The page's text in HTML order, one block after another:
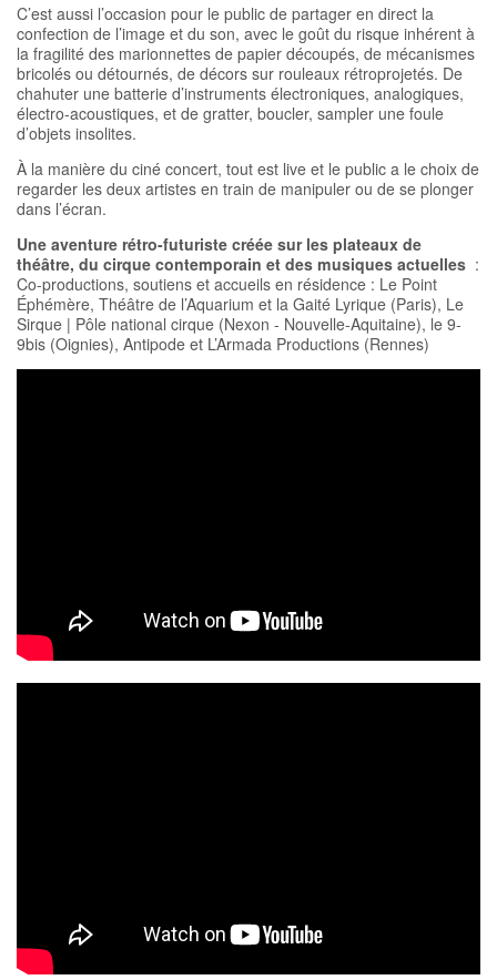
C’est aussi l’occasion pour le public de partager en direct la
confection de l’image et du son, avec le goût du risque inhérent à
la fragilité des marionnettes de papier découpés, de mécanismes
bricolés ou détournés, de décors sur rouleaux rétroprojetés. De
chahuter une batterie d’instruments électroniques, analogiques,
électro-acoustiques, et de gratter, boucler, sampler une foule
d’objets insolites.
À la manière du ciné concert, tout est live et le public a le choix de
regarder les deux artistes en train de manipuler ou de se plonger
dans l’écran.
Une aventure rétro-futuriste créée sur les plateaux de
théâtre, du cirque contemporain et des musiques actuelles :
Co-productions, soutiens et accueils en résidence : Le Point
Éphémère, Théâtre de l’Aquarium et la Gaité Lyrique (Paris), Le
Sirque | Pôle national cirque (Nexon - Nouvelle-Aquitaine), le 9-
9bis (Oignies), Antipode et L’Armada Productions (Rennes)